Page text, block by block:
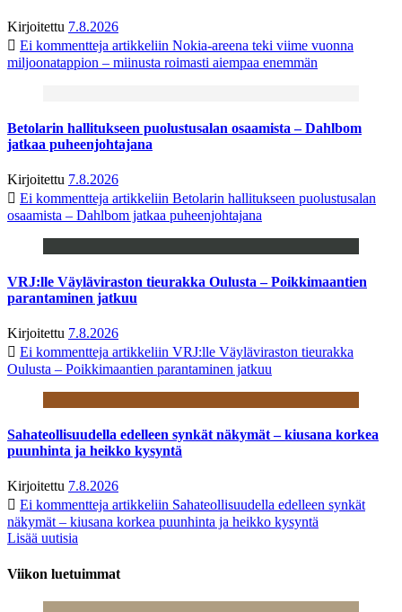
Kirjoitettu 7.8.2026
Ei kommentteja artikkeliin Nokia-areena teki viime vuonna
miljoonatappion – miinusta roimasti aiempaa enemmän
Betolarin hallitukseen puolustusalan osaamista – Dahlbom
jatkaa puheenjohtajana
Kirjoitettu 7.8.2026
Ei kommentteja artikkeliin Betolarin hallitukseen puolustusalan
osaamista – Dahlbom jatkaa puheenjohtajana
VRJ:lle Väyläviraston tieurakka Oulusta – Poikkimaantien
parantaminen jatkuu
Kirjoitettu 7.8.2026
Ei kommentteja artikkeliin VRJ:lle Väyläviraston tieurakka
Oulusta – Poikkimaantien parantaminen jatkuu
Sahateollisuudella edelleen synkät näkymät – kiusana korkea
puunhinta ja heikko kysyntä
Kirjoitettu 7.8.2026
Ei kommentteja artikkeliin Sahateollisuudella edelleen synkät
näkymät – kiusana korkea puunhinta ja heikko kysyntä
Lisää uutisia
Viikon luetuimmat